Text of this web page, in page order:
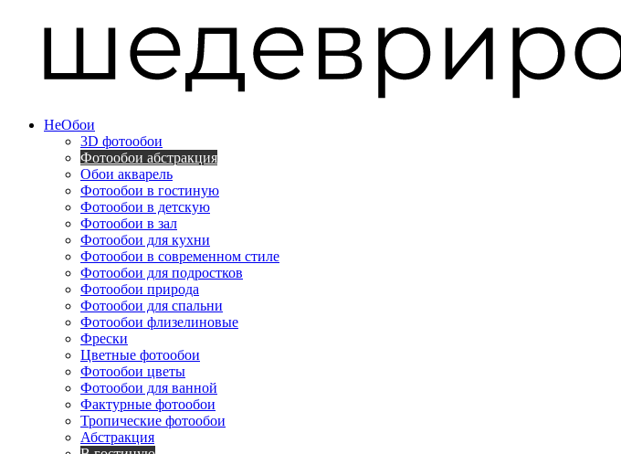
НеОбои
3D фотообои
Фотообои абстракция
Обои акварель
Фотообои в гостиную
Фотообои в детскую
Фотообои в зал
Фотообои для кухни
Фотообои в современном стиле
Фотообои для подростков
Фотообои природа
Фотообои для спальни
Фотообои флизелиновые
Фрески
Цветные фотообои
Фотообои цветы
Фотообои для ванной
Фактурные фотообои
Тропические фотообои
Абстракция